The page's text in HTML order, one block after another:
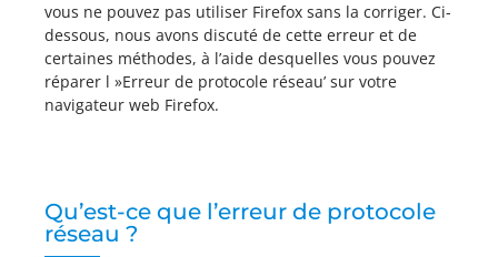
vous ne pouvez pas utiliser Firefox sans la corriger. Ci-
dessous, nous avons discuté de cette erreur et de
certaines méthodes, à l’aide desquelles vous pouvez
réparer l »Erreur de protocole réseau’ sur votre
navigateur web Firefox.
Qu’est-ce que l’erreur de protocole
réseau ?